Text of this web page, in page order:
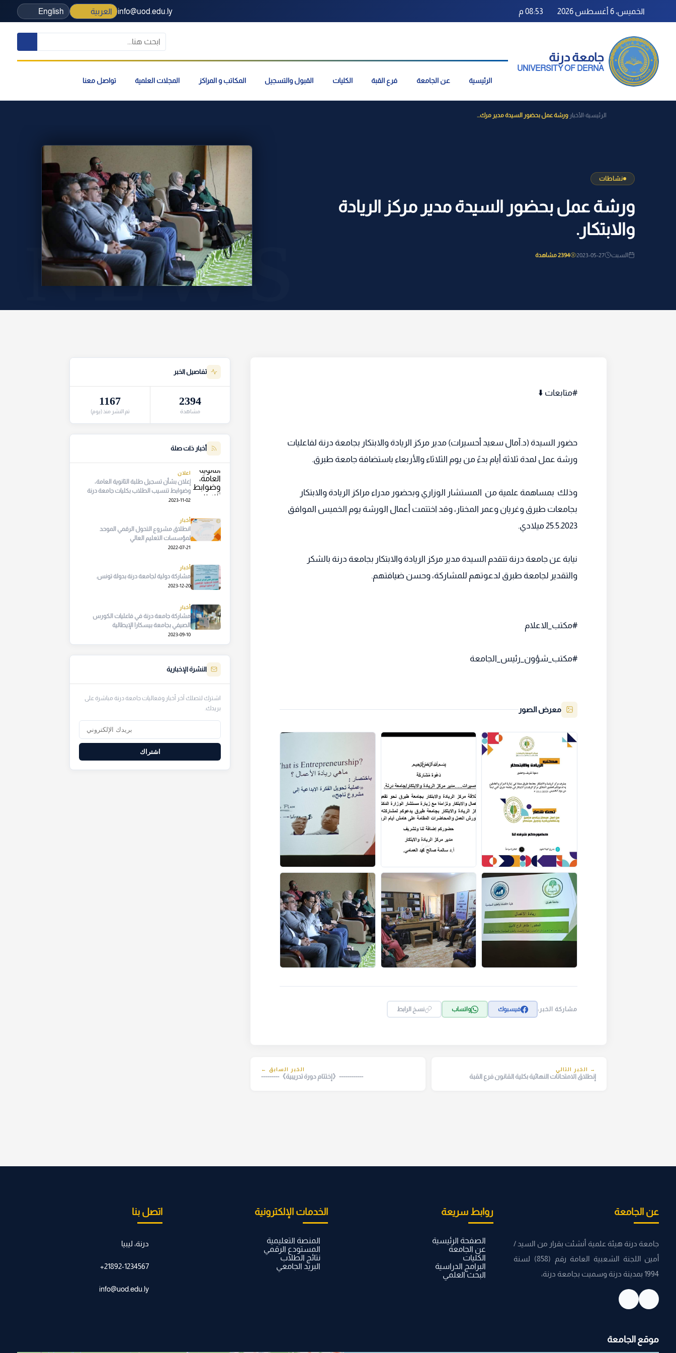
الخميس، 6 أغسطس 2026 08:53 م info@uod.edu.ly العربية English
جامعة درنة
UNIVERSITY OF DERNA
الرئيسية عن الجامعة فرع القبة الكليات القبول والتسجيل المكاتب و المراكز المجلات العلمية تواصل معنا
الرئيسية› الأخبار ›ورشة عمل بحضور السيدة مدير مرك...
نشاطات
ورشة عمل بحضور السيدة مدير مركز الريادة
والابتكار.
السبت 2023-05-27 2394 مشاهدة
#متابعات ⬇️
حضور السيدة (د.آمال سعيد أحسيرات) مدير مركز الريادة والابتكار بجامعة درنة لفاعليات
ورشة عمل لمدة ثلاثة أيام بدءً من يوم الثلاثاء والأربعاء باستضافة جامعة طبرق.
وذلك بمساهمة علمية من المستشار الوزاري وبحضور مدراء مراكز الريادة والابتكار
بجامعات طبرق وغريان وعمر المختار، وقد اختتمت أعمال الورشة يوم الخميس الموافق
25.5.2023 ميلادي.
نيابة عن جامعة درنة تتقدم السيدة مدير مركز الريادة والابتكار بجامعة درنة بالشكر
والتقدير لجامعة طبرق لدعوتهم للمشاركة، وحسن ضيافتهم.
#مكتب_الاعلام
#مكتب_شؤون_رئيس_الجامعة
معرض الصور
مشاركة الخبر: فيسبوك واتساب نسخ الرابط
→ الخبر التالي
إنطلاق الامتحانات النهائية بكلية القانون فرع القبة
الخبر السابق ←
------------《إختتام دورة تدريبية》---------
تفاصيل الخبر
2394
مشاهدة
1167
تم النشر منذ (يوم)
أخبار ذات صلة
اعلان
إعلان بشأن تسجيل طلبة الثانوية العامة،
وضوابط تنسيب الطلاب بكليات جامعة درنة
2023-11-02
أخبار
انطلاق مشروع التحول الرقمي الموحد
لمؤسسات التعليم العالي
2022-07-21
أخبار
مشاركة دولية لجامعة درنة بدولة تونس.
2023-12-20
أخبار
مشاركة جامعة درنة في فاعليات الكورس
الصيفي بجامعة بيسكارا الإيطالية
2023-09-10
النشرة الإخبارية
اشترك لتصلك آخر أخبار وفعاليات جامعة درنة مباشرة على
بريدك.
اشتراك
عن الجامعة
جامعة درنة هيئة علمية أنشئت بقرار من السيد /
أمين اللجنة الشعبية العامة رقم (858) لسنة
1994 بمدينة درنة وسميت بجامعة درنة،
روابط سريعة
الصفحة الرئيسية
عن الجامعة
الكليات
البرامج الدراسية
البحث العلمي
الخدمات الإلكترونية
المنصة التعليمية
المستودع الرقمي
نتائج الطلاب
البريد الجامعي
اتصل بنا
درنة، ليبيا
21892-1234567+
info@uod.edu.ly
موقع الجامعة